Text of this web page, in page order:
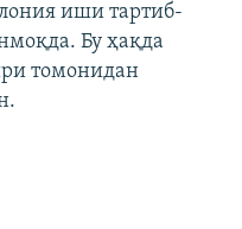
иши тартиб-
Бу ҳақда
томонидан